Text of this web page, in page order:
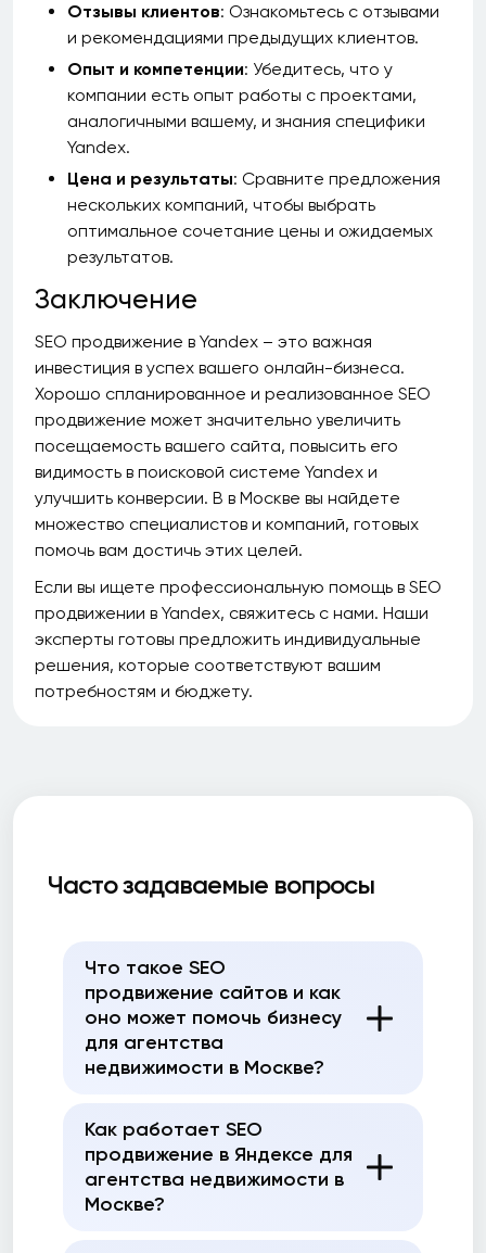
Отзывы клиентов: Ознакомьтесь с отзывами
и рекомендациями предыдущих клиентов.
Опыт и компетенции: Убедитесь, что у
компании есть опыт работы с проектами,
аналогичными вашему, и знания специфики
Yandex.
Цена и результаты: Сравните предложения
нескольких компаний, чтобы выбрать
оптимальное сочетание цены и ожидаемых
результатов.
Заключение
SEO продвижение в Yandex – это важная
инвестиция в успех вашего онлайн-бизнеса.
Хорошо спланированное и реализованное SEO
продвижение может значительно увеличить
посещаемость вашего сайта, повысить его
видимость в поисковой системе Yandex и
улучшить конверсии. В в Москве вы найдете
множество специалистов и компаний, готовых
помочь вам достичь этих целей.
Если вы ищете профессиональную помощь в SEO
продвижении в Yandex, свяжитесь с нами. Наши
эксперты готовы предложить индивидуальные
решения, которые соответствуют вашим
потребностям и бюджету.
Часто задаваемые вопросы
Что такое SEO
продвижение сайтов и как
оно может помочь бизнесу
для агентства
недвижимости в Москве?
Как работает SEO
продвижение в Яндексе для
агентства недвижимости в
Москве?